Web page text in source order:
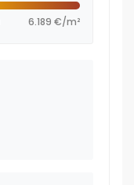
6.189 €/m²